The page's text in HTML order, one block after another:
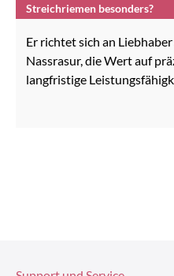
Streichriemen besonders?
Er richtet sich an
Nassrasur, die Wert auf
langfristige